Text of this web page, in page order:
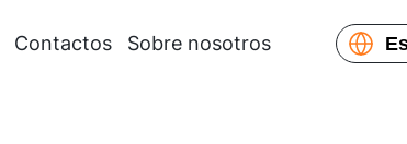
Contactos Sobre nosotros